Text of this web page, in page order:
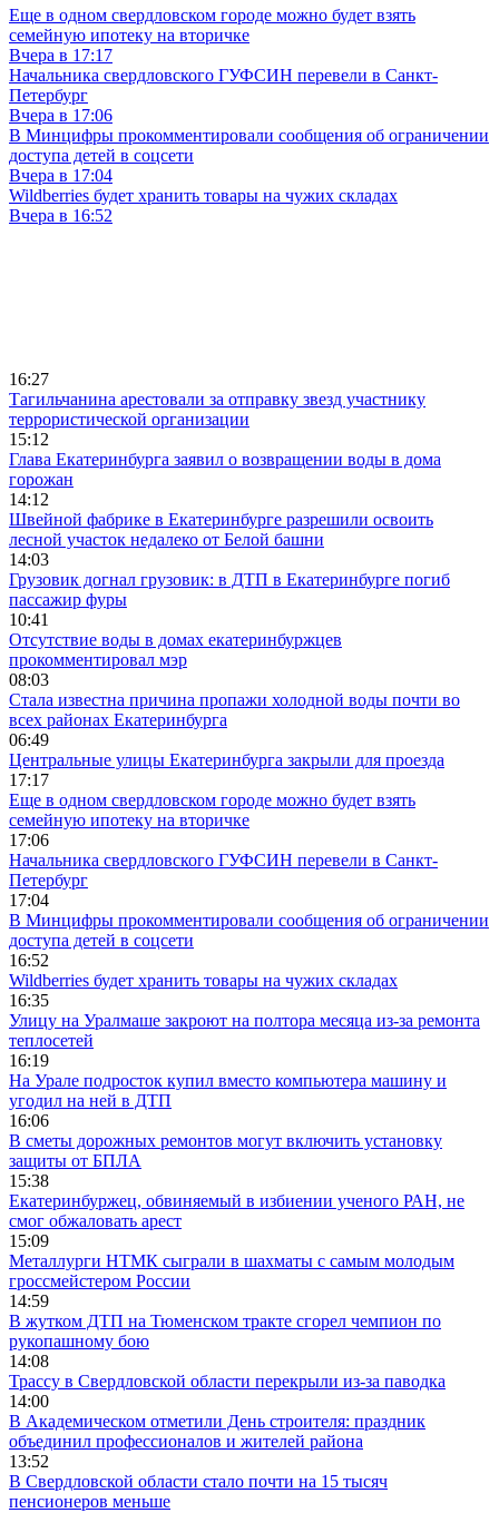
Еще в одном свердловском городе можно будет взять
семейную ипотеку на вторичке
Вчера в 17:17
Начальника свердловского ГУФСИН перевели в Санкт-
Петербург
Вчера в 17:06
В Минцифры прокомментировали сообщения об ограничении
доступа детей в соцсети
Вчера в 17:04
Wildberries будет хранить товары на чужих складах
Вчера в 16:52
16:27
Тагильчанина арестовали за отправку звезд участнику
террористической организации
15:12
Глава Екатеринбурга заявил о возвращении воды в дома
горожан
14:12
Швейной фабрике в Екатеринбурге разрешили освоить
лесной участок недалеко от Белой башни
14:03
Грузовик догнал грузовик: в ДТП в Екатеринбурге погиб
пассажир фуры
10:41
Отсутствие воды в домах екатеринбуржцев
прокомментировал мэр
08:03
Стала известна причина пропажи холодной воды почти во
всех районах Екатеринбурга
06:49
Центральные улицы Екатеринбурга закрыли для проезда
17:17
Еще в одном свердловском городе можно будет взять
семейную ипотеку на вторичке
17:06
Начальника свердловского ГУФСИН перевели в Санкт-
Петербург
17:04
В Минцифры прокомментировали сообщения об ограничении
доступа детей в соцсети
16:52
Wildberries будет хранить товары на чужих складах
16:35
Улицу на Уралмаше закроют на полтора месяца из-за ремонта
теплосетей
16:19
На Урале подросток купил вместо компьютера машину и
угодил на ней в ДТП
16:06
В сметы дорожных ремонтов могут включить установку
защиты от БПЛА
15:38
Екатеринбуржец, обвиняемый в избиении ученого РАН, не
смог обжаловать арест
15:09
Металлурги НТМК сыграли в шахматы с самым молодым
гроссмейстером России
14:59
В жутком ДТП на Тюменском тракте сгорел чемпион по
рукопашному бою
14:08
Трассу в Свердловской области перекрыли из-за паводка
14:00
В Академическом отметили День строителя: праздник
объединил профессионалов и жителей района
13:52
В Свердловской области стало почти на 15 тысяч
пенсионеров меньше